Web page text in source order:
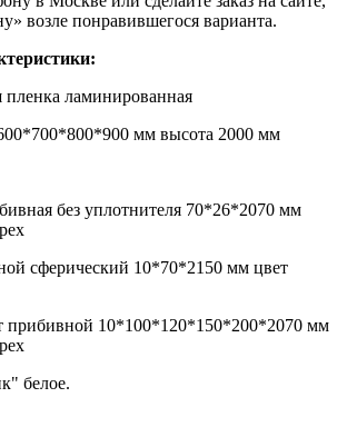
возле понравившегося варианта.
ламинированная
мм высота 2000 мм
без уплотнителя 70*26*2070 мм
сферический 10*70*2150 мм цвет
прибивной 10*100*120*150*200*2070 мм
белое.